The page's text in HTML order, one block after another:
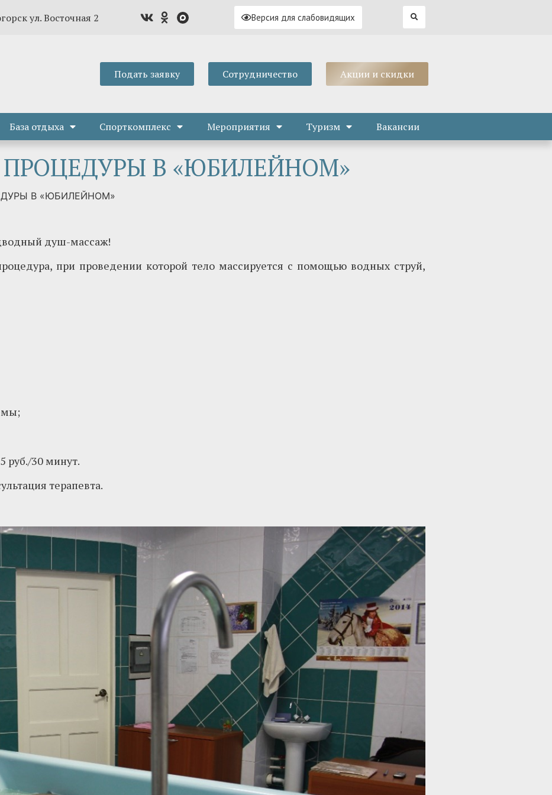
ул. Восточная 2 Версия для слабовидящих
Подать заявку Сотрудничество Акции и скидки
База отдыха Спорткомплекс Мероприятия Туризм Вакансии
В «ЮБИЛЕЙНОМ»
В «ЮБИЛЕЙНОМ»
душ-массаж!
при проведении которой тело массируется с помощью водных струй,
руб./30 минут.
терапевта.